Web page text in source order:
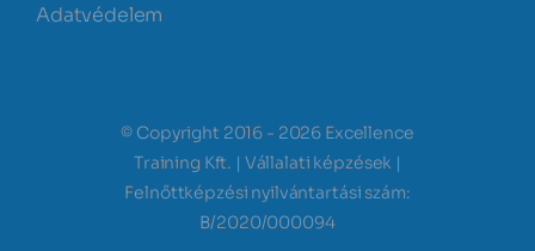
Adatvédelem
© Copyright 2016 - 2026 Excellence
Training Kft. | Vállalati képzések |
Felnőttképzési nyilvántartási szám:
B/2020/000094